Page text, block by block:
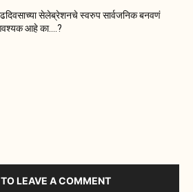
सेलेब्रेशनचे स्वरुप सार्वजनिक बनवणं
आहे का….?
LEAVE A COMMENT